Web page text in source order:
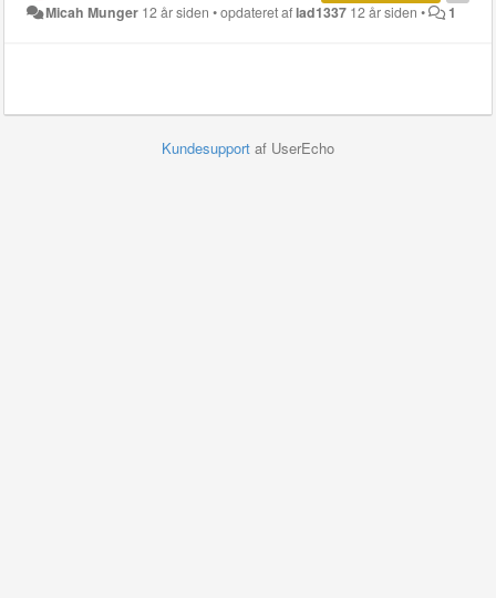
Micah Munger 12 år siden •opdateret aflad1337 12 år siden • 1
Kundesupport af UserEcho